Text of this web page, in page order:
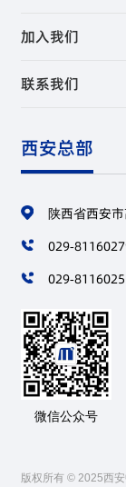
加入我们
联系我们
西安总部
陕西省西安
029-
029-
微信公众号
版权所有 © 2025西